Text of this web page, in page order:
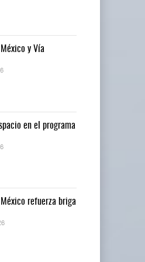
Cárdenas incorpora ...
y Vía
en el programa
refuerza briga